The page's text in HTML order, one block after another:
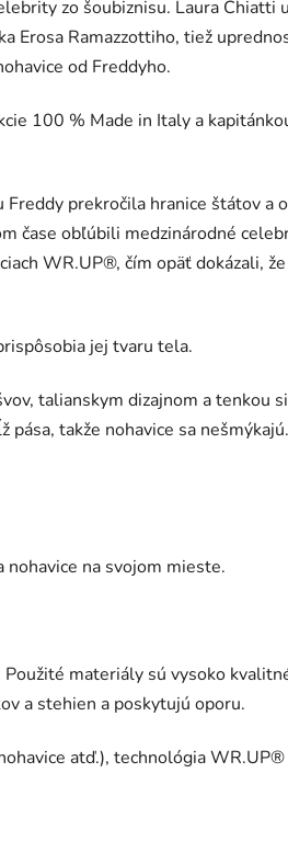
zo šoubiznisu. Laura
Ramazzottiho, tiež
od Freddyho.
100 % Made in Italy a
prekročila hranice štátov a
čase obľúbili medzinárodné
WR.UP®, čím opäť dokázali,
jej tvaru tela.
talianskym dizajnom a tenkou
takže nohavice sa
nohavice na svojom mieste.
materiály sú vysoko
a stehien a poskytujú oporu.
atď.), technológia